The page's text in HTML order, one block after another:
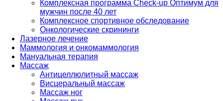
Комплексная программа Check-up Оптимум для
мужчин после 40 лет
Комплексное спортивное обследование
Онкологические скрининги
Лазерное лечение
Маммология и онкомаммология
Мануальная терапия
Массаж
Антицеллюлитный массаж
Висцеральный массаж
Массаж ног